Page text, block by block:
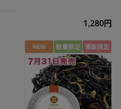
1,280円
NEW 数量限定 通販限定